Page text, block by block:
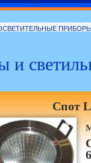
ПРИБОРЫ
и
Спот